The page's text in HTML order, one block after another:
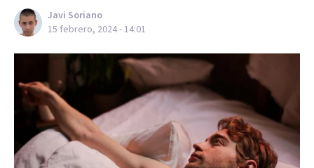
Javi Soriano
15 febrero, 2024 - 14:01